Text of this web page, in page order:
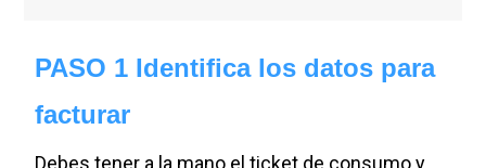
PASO 1 Identifica los datos para
facturar
Debes tener a la mano el ticket de consumo y